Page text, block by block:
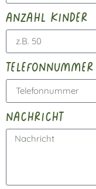
anzahl kinder
telefonnummer
nachricht